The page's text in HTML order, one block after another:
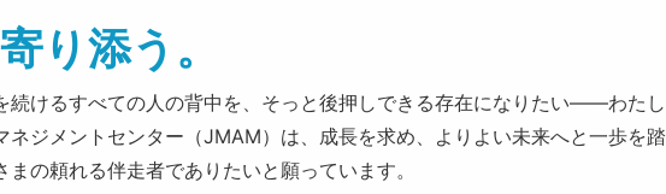
り添う。
続けるすべての人の背中を、そっと後押しできる存在になりたい――わたし
ネジメントセンター（JMAM）は、成長を求め、よりよい未来へと一歩を踏
の頼れる伴走者でありたいと願っています。